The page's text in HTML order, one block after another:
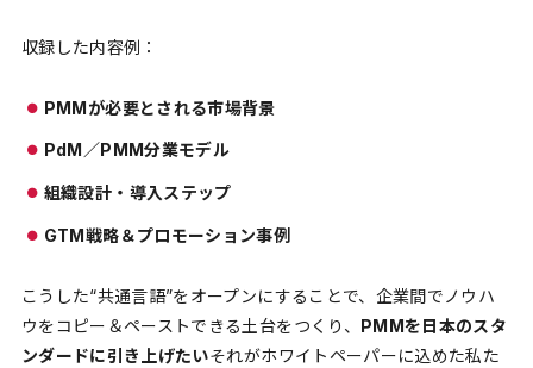
収録した内容例：
PMMが必要とされる市場背景
PdM／PMM分業モデル
組織設計・導入ステップ
GTM戦略＆プロモーション事例
こうした“共通言語”をオープンにすることで、企業間でノウハ
ウをコピー＆ペーストできる土台をつくり、 PMMを日本のスタ
ンダードに引き上げたい――それがホワイトペーパーに込めた私た